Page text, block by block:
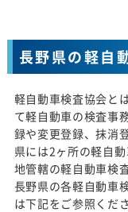
長野県の軽自
軽自動車検査協会と
て軽自動車の検査事
録や変更登録、抹消
県には2ヶ所の軽自
地管轄の軽自動車検
長野県の各軽自動車
は下記をご参照くださ